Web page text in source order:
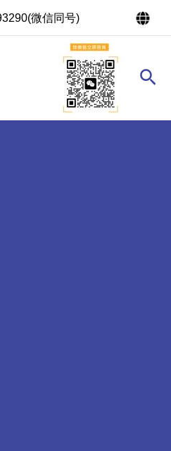
微信同号)
搜